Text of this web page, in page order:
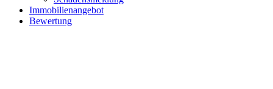
Immobilienangebot
Bewertung